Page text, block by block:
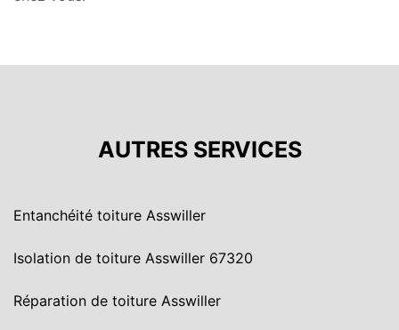
AUTRES SERVICES
Entanchéité toiture Asswiller
Isolation de toiture Asswiller 67320
Réparation de toiture Asswiller